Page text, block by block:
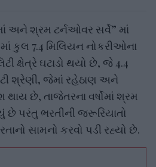
અને શ્રમ ટર્નઓવર સર્વે” માં
કુલ 7.4 મિલિયન નોકરીઓના
ક્ષેત્રે ઘટાડો થયો છે, જે 4.4
શ્રેણી, જેમાં રહેઠાણ અને
છે, તાજેતરના વર્ષોમાં શ્રમ
પરંતુ ભરતીની જરૂરિયાતો
સામનો કરવો પડી રહ્યો છે.